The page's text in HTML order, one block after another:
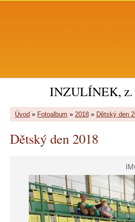
INZULÍNEK, z.
Úvod » Fotoalbum » 2018 » Dětský den
Dětský den 2018